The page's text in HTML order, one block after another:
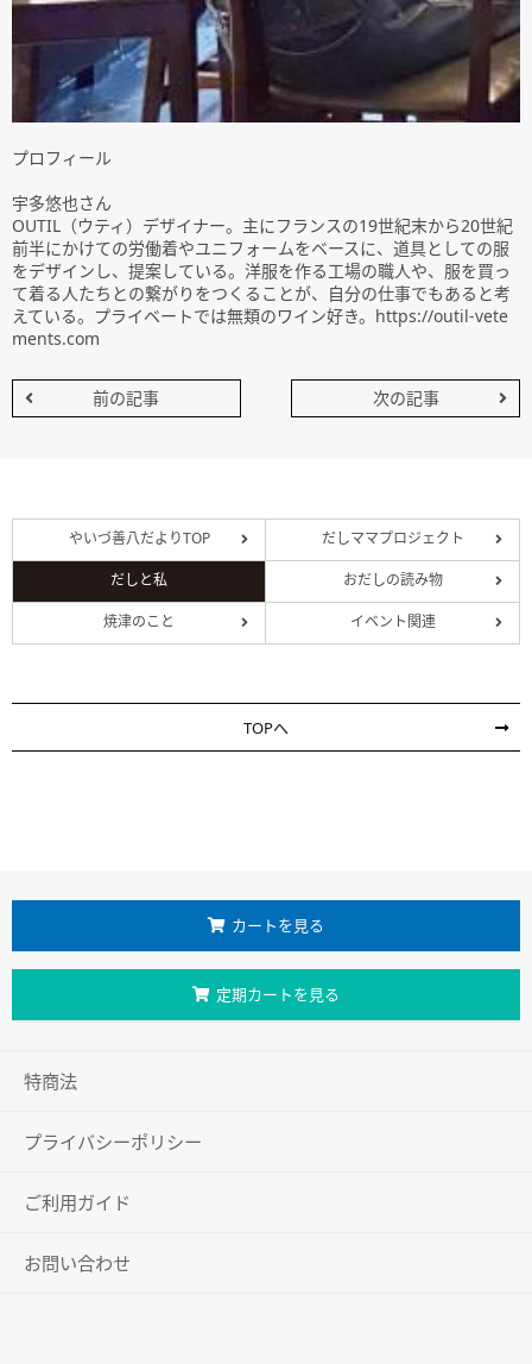
プロフィール
宇多悠也さん
OUTIL（ウティ）デザイナー。主にフランスの19世紀末から20世紀
前半にかけての労働着やユニフォームをベースに、道具としての服
をデザインし、提案している。洋服を作る工場の職人や、服を買っ
て着る人たちとの繋がりをつくることが、自分の仕事でもあると考
えている。プライベートでは無類のワイン好き。https://outil-vete
ments.com
前の記事 次の記事
やいづ善八だよりTOP だしママプロジェクト
だしと私 おだしの読み物
焼津のこと イベント関連
TOPへ
カートを見る
定期カートを見る
特商法
プライバシーポリシー
ご利用ガイド
お問い合わせ